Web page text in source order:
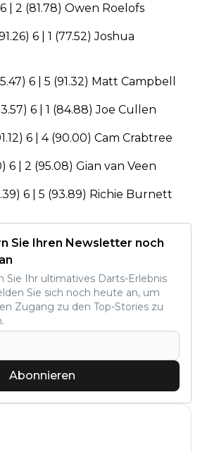
| 2 (81.78) Owen Roelofs
6 | 1 (77.52) Joshua
6 | 5 (91.32) Matt Campbell
6 | 1 (84.88) Joe Cullen
6 | 4 (90.00) Cam Crabtree
6 | 2 (95.08) Gian van Veen
6 | 5 (93.89) Richie Burnett
Sie Ihren Newsletter noch
Sie Ihr ultimatives Darts-Erlebnis
Sie sich noch heute an, um
Zugang zu den Top-Stories zu
Abonnieren